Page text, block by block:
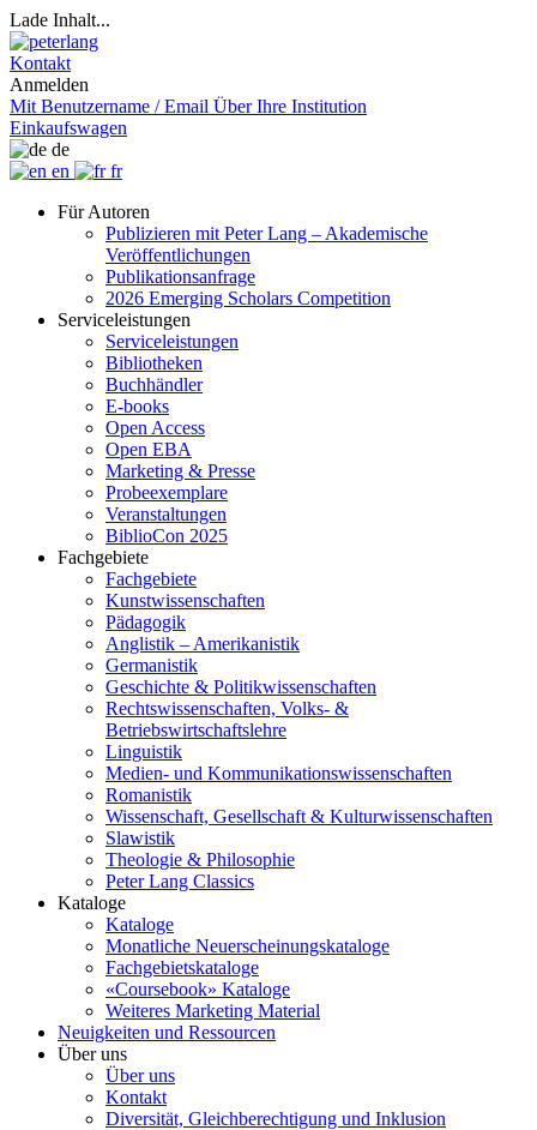
Lade Inhalt...
Kontakt
Anmelden
Mit Benutzername / Email Über Ihre Institution
Einkaufswagen
de
en
fr
Für Autoren
Publizieren mit Peter Lang – Akademische
Veröffentlichungen
Publikationsanfrage
2026 Emerging Scholars Competition
Serviceleistungen
Serviceleistungen
Bibliotheken
Buchhändler
E-books
Open Access
Open EBA
Marketing & Presse
Probeexemplare
Veranstaltungen
BiblioCon 2025
Fachgebiete
Fachgebiete
Kunstwissenschaften
Pädagogik
Anglistik – Amerikanistik
Germanistik
Geschichte & Politikwissenschaften
Rechtswissenschaften, Volks- &
Betriebswirtschaftslehre
Linguistik
Medien- und Kommunikationswissenschaften
Romanistik
Wissenschaft, Gesellschaft & Kulturwissenschaften
Slawistik
Theologie & Philosophie
Peter Lang Classics
Kataloge
Kataloge
Monatliche Neuerscheinungskataloge
Fachgebietskataloge
«Coursebook» Kataloge
Weiteres Marketing Material
Neuigkeiten und Ressourcen
Über uns
Über uns
Kontakt
Diversität, Gleichberechtigung und Inklusion